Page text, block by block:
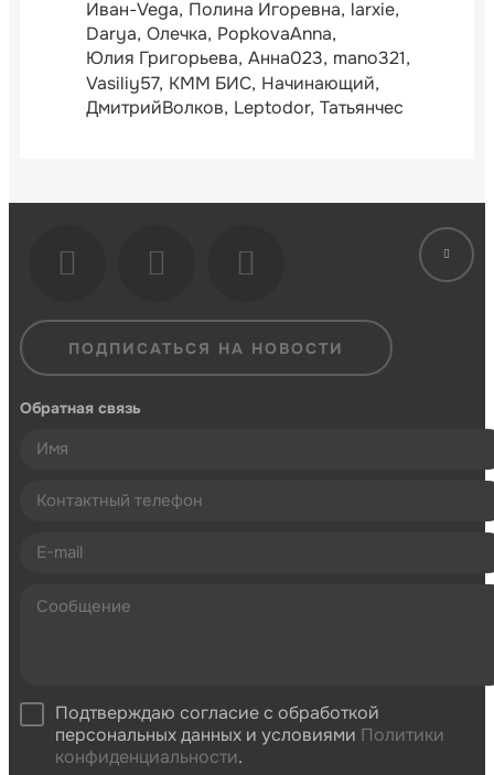
Иван-Vega Полина Игоревна larxie
Darya Олечка PopkovaAnna
Юлия Григорьева Анна023 mano321
Vasiliy57 КММ БИС Начинающий
ДмитрийВолков Leptodor Татьянчес
ПОДПИСАТЬСЯ НА НОВОСТИ
Обратная связь
Подтверждаю согласие с обработкой
персональных данных и условиями Политики
конфиденциальности.